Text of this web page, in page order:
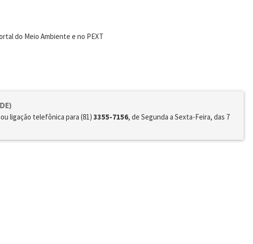
do Meio Ambiente e no PEXT
ligação telefônica para (81) 3355-7156, de Segunda a Sexta-Feira, das 7